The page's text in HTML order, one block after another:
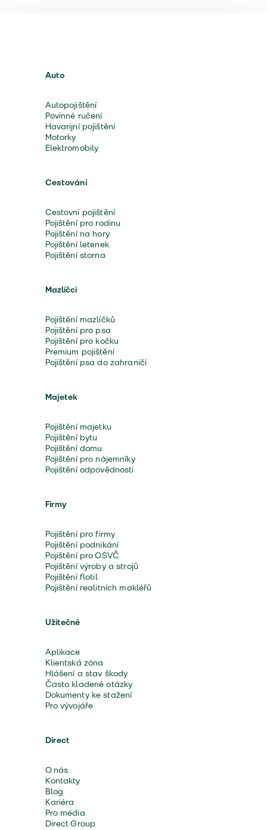
Auto
Autopojištění
Povinné ručení
Havarijní pojištění
Motorky
Elektromobily
Cestování
Cestovní pojištění
Pojištění pro rodinu
Pojištění na hory
Pojištění letenek
Pojištění storna
Mazlíčci
Pojištění mazlíčků
Pojištění pro psa
Pojištění pro kočku
Premium pojištění
Pojištění psa do zahraničí
Majetek
Pojištění majetku
Pojištění bytu
Pojištění domu
Pojištění pro nájemníky
Pojištění odpovědnosti
Firmy
Pojištění pro firmy
Pojištění podnikání
Pojištění pro OSVČ
Pojištění výroby a strojů
Pojištění flotil
Pojištění realitních makléřů
Užitečné
Aplikace
Klientská zóna
Hlášení a stav škody
Často kladené otázky
Dokumenty ke stažení
Pro vývojáře
Direct
O nás
Kontakty
Blog
Kariéra
Pro média
Direct Group